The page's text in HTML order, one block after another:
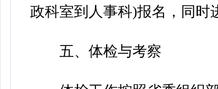
政科室到人事科)报名，同时
五、体检与考察